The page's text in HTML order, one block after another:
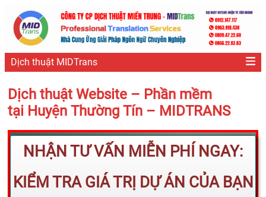
Dịch thuật MIDTrans
Dịch thuật Website – Phần mềm
tại Huyện Thường Tín – MIDTRANS
NHẬN TƯ VẤN MIỄN PHÍ NGAY:
KIỂM TRA GIÁ TRỊ DỰ ÁN CỦA BẠN